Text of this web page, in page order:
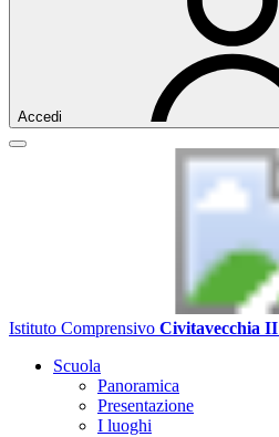
Accedi
Istituto Comprensivo Civitavecchia II
Scuola
Panoramica
Presentazione
I luoghi